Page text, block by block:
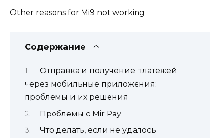
Other reasons for Mi9 not working
Содержание
Отправка и получение платежей
через мобильные приложения:
проблемы и их решения
Проблемы с Mir Pay
Что делать, если не удалось